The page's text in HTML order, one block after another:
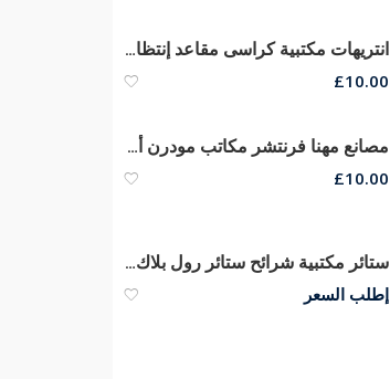
انتريهات مكتبية كراسى مقاعد إنتظار كنب ريسبشن كراسى صوفا جلد
£10.00
مصانع مهنا فرنتشر مكاتب مودرن أثاث مكتبى فرش مكاتب
£10.00
ستائر مكتبية شرائح ستائر رول بلاك أوت ستائر صن سكرين الوان وخامات ممتازة
إطلب السعر